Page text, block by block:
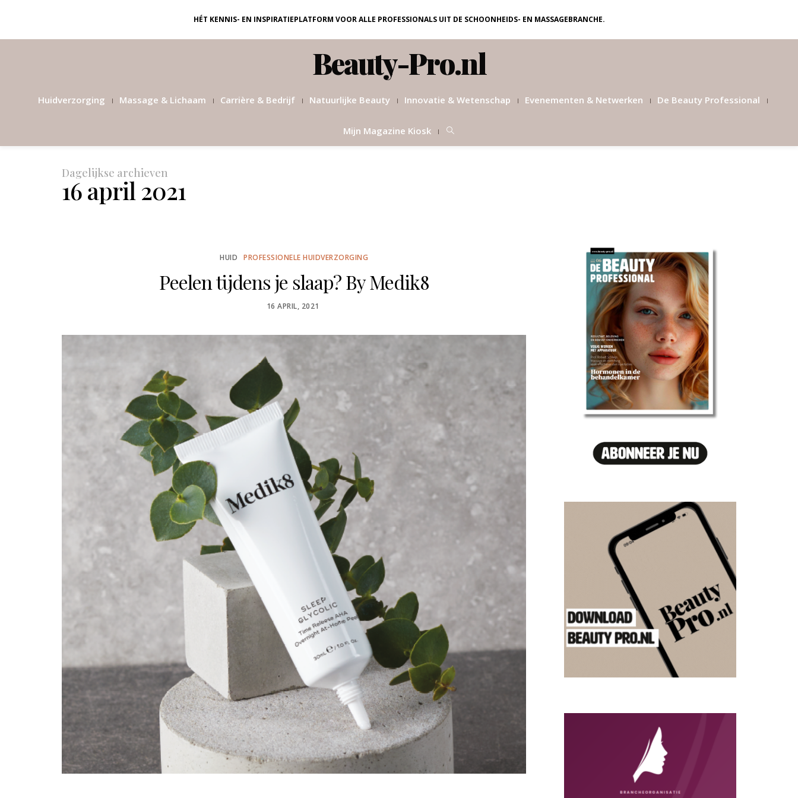
HÉT KENNIS- EN INSPIRATIEPLATFORM VOOR ALLE PROFESSIONALS UIT DE SCHOONHEIDS- EN MASSAGEBRANCHE.
Beauty-Pro.nl
Huidverzorging Massage & Lichaam Carrière & Bedrijf Natuurlijke Beauty Innovatie & Wetenschap Evenementen & Netwerken De Beauty Professional
Mijn Magazine Kiosk
Dagelijkse archieven
16 april 2021
HUID PROFESSIONELE HUIDVERZORGING
Peelen tijdens je slaap? By Medik8
POSTED
16 APRIL, 2021